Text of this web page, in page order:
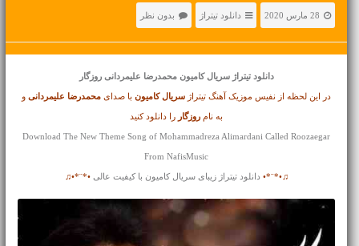
28 مارس 2020 دانلود تیتراژ بدون نظر
دانلود تیتراژ سریال کامیون محمدرضا علیمردانی روزگار
در این لحظه از نفیس موزیک آهنگ تیتراژ سریال کامیونبا صدای محمدرضا علیمردانیو
به نام روزگار را دانلود کنید
Download The New Theme Song of Mohammadreza Alimardani Called Roozaegar
From NafisMusic
♫•*¨*• دانلود تیتراژ زیبای سریال کامیون با کیفیت عالی•*¨*•♫